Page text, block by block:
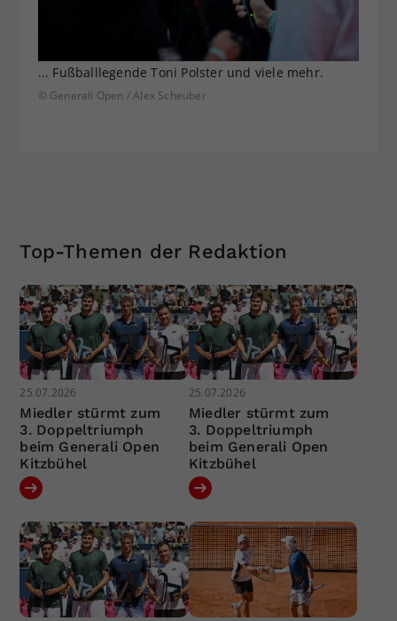
... Fußballlegende Toni Polster und viele mehr.
© Generali Open / Alex Scheuber
Top-Themen der Redaktion
25.07.2026
Miedler stürmt zum
3. Doppeltriumph
beim Generali Open
Kitzbühel
25.07.2026
Miedler stürmt zum
3. Doppeltriumph
beim Generali Open
Kitzbühel